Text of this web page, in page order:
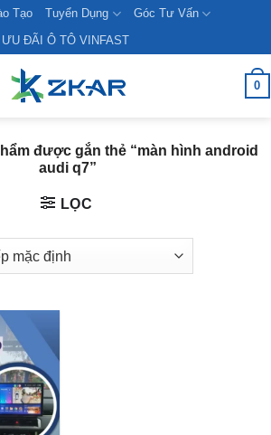
Tạo Tuyển Dụng
Góc Tư Vấn
ƯU ĐÃI Ô TÔ VINFAST
0
được gắn thẻ “màn hình android
audi q7”
LỌC